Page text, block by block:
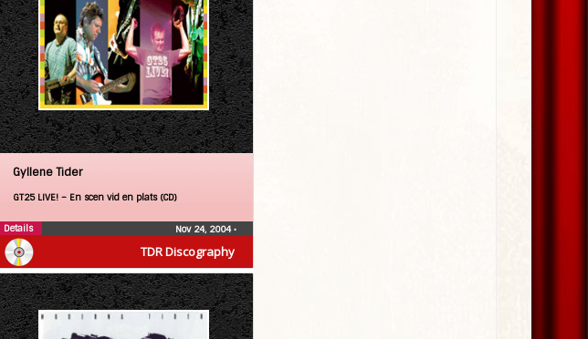
TDR Discography
Gyllene Tider
GT25 LIVE! – En scen vid en plats (CD)
Nov 24, 2004•
Details